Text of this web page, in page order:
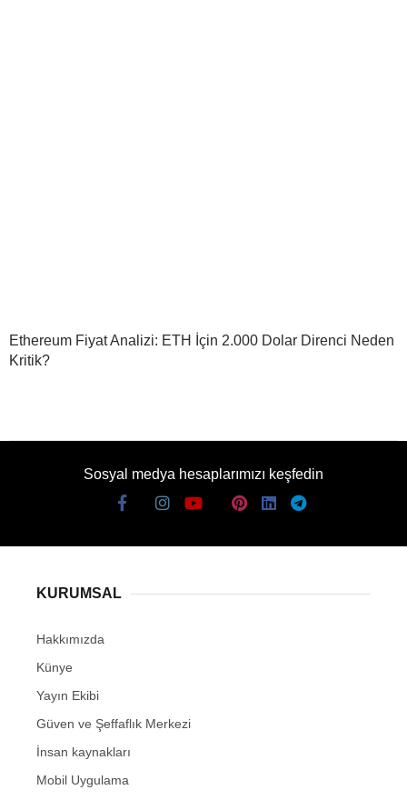
Ethereum Fiyat Analizi: ETH İçin 2.000 Dolar Direnci Neden
Kritik?
Sosyal medya hesaplarımızı keşfedin
KURUMSAL
Hakkımızda
Künye
Yayın Ekibi
Güven ve Şeffaflık Merkezi
İnsan kaynakları
Mobil Uygulama